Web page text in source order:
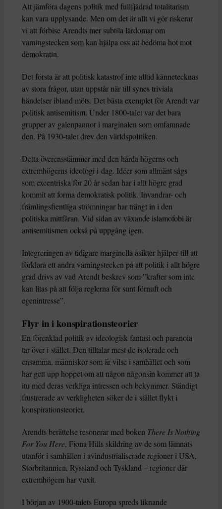
Att jämföra dagens politik med fullfjädrad totalitarism
kan vara upplysande. Men om det är allt vi gör riskerar
vi att förbise Arendts mer subtila lärdomar om
varningstecken som kan hjälpa oss att bedöma hot mot
demokratin.
Det första är att politisk katastrof inte alltid kännetecknas
av stora frågor, utan uppstår när till synes triviala
händelser ibland möts. Det bästa exemplet för Arendt var
politisk antisemitism. Under 1800-talet var det bara
grupper av galenpannor i marginalen som omfamnade
den. På 1930-talet drev den världspolitiken.
Detta överensstämmer med den hårda högerns och
extremhögerns ideologi i dag. Idéer som allmänt sågs
som excentriska för 20 år sedan har i allt högre grad
kommit att forma demokratisk politik. Invandrar- och
främlingsfientliga strömningar har trängt in i den
politiska mittfåran. Vid sidan av växande islamofobi är
antisemitismen också på uppgång igen.
Integreringen av tidigare marginella åsikter hjälper till att
förklara ett andra varningstecken på att politik i allt högre
grad drivs av vad Arendt beskrev som ”krafter som inte
kan litas på att följa reglerna för sunt förnuft och
egenintresse”.
Flyr in i konspirationsteorier
En förenklad politik av ideologisk fantasi och paranoia
tar över i stället. Den tilltalar mest de isolerade och
ensamma, människor som är vilse i samhället och som
har gett upp hoppet om att någon någonsin kommer att ta
itu med deras verkliga intressen och bekymmer. Ständigt
frustrerade av verkligheten söker de i stället flykt i
konspirationsteorier.
Arendts berättelse resonerar med boken There Is Nothing
For You Here, Fiona Hills skildring av de som lämnats
utanför i samhällen i avindustrialiserade regioner i USA,
Storbritannien, Ryssland och Tyskland – regioner där
extremhögern har vuxit.
I början av 1900-talets Europa spreds liknande